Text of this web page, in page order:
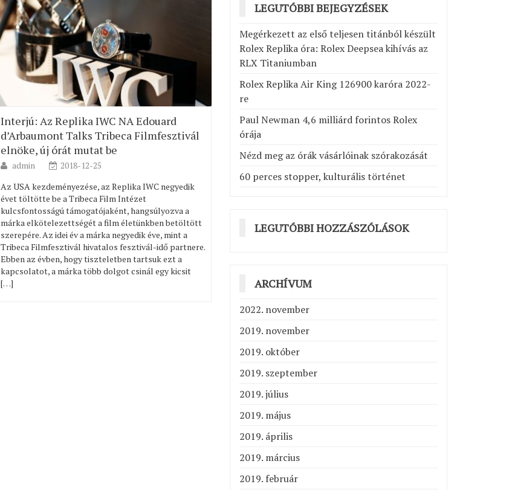
Interjú: Az Replika IWC NA Edouard
d’Arbaumont Talks Tribeca Filmfesztivál
elnöke, új órát mutat be
admin
2018-12-25
Az USA kezdeményezése, az Replika IWC negyedik
évet töltötte be a Tribeca Film Intézet
kulcsfontosságú támogatójaként, hangsúlyozva a
márka elkötelezettségét a film életünkben betöltött
szerepére. Az idei év a márka negyedik éve, mint a
Tribeca Filmfesztivál hivatalos fesztivál-idő partnere.
Ebben az évben, hogy tiszteletben tartsuk ezt a
kapcsolatot, a márka több dolgot csinál egy kicsit
[…]
LEGUTÓBBI BEJEGYZÉSEK
Megérkezett az első teljesen titánból készült
Rolex Replika óra: Rolex Deepsea kihívás az
RLX Titaniumban
Rolex Replika Air King 126900 karóra 2022-
re
Paul Newman 4,6 milliárd forintos Rolex
órája
Nézd meg az órák vásárlóinak szórakozását
60 perces stopper, kulturális történet
LEGUTÓBBI HOZZÁSZÓLÁSOK
ARCHÍVUM
2022. november
2019. november
2019. október
2019. szeptember
2019. július
2019. május
2019. április
2019. március
2019. február